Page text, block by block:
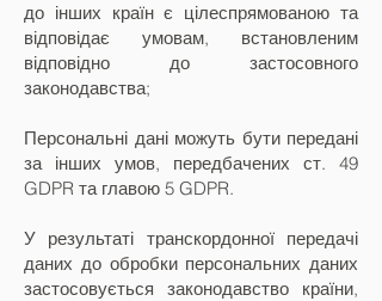
до інших країн є цілеспрямованою та
відповідає умовам, встановленим
відповідно до застосовного
законодавства;
Персональні дані можуть бути передані
за інших умов, передбачених ст. 49
GDPR та главою 5 GDPR.
У результаті транскордонної передачі
даних до обробки персональних даних
застосовується законодавство країни,